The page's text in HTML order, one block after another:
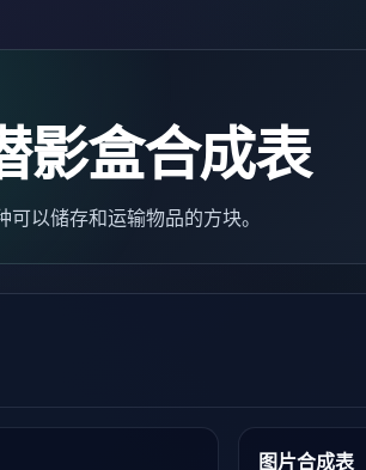
影盒合成表
以储存和运输物品的方块。
图片合成表